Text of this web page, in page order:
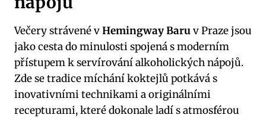
Večery strávené vHemingway Baruv Praze jsou
jako cesta do minulosti spojená s moderním
přístupem k servírování alkoholických nápojů.
Zde se tradice míchání koktejlů potkává s
inovativními technikami a originálními
recepturami, které dokonale ladí s atmosférou